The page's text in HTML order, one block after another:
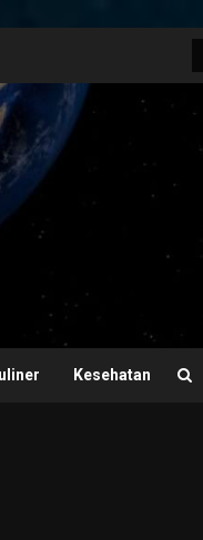
Kesehatan